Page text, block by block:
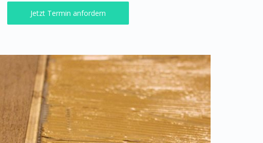
Jetzt Termin anfordern